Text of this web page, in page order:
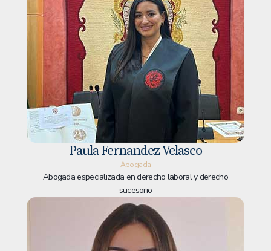
Paula Fernandez Velasco
Abogada
Abogada especializada en derecho laboral y derecho
sucesorio